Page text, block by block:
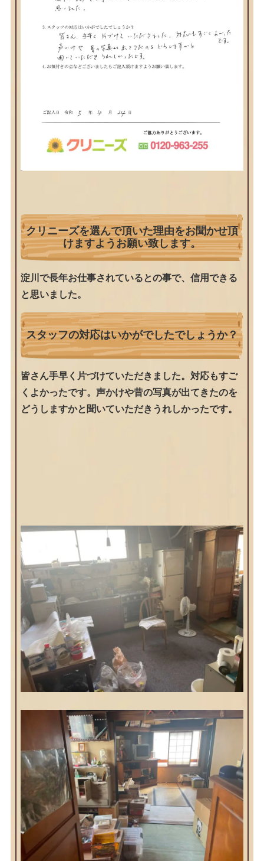
クリニーズを選んで頂いた理由をお聞かせ頂
けますようお願い致します。
淀川で長年お仕事されているとの事で、信用できる
と思いました。
スタッフの対応はいかがでしたでしょうか？
皆さん手早く片づけていただきました。対応もすご
くよかったです。声かけや昔の写真が出てきたのを
どうしますかと聞いていただきうれしかったです。